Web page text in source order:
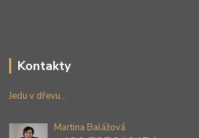
Kontakty
Jedu v dřevu...
Martina Balážová